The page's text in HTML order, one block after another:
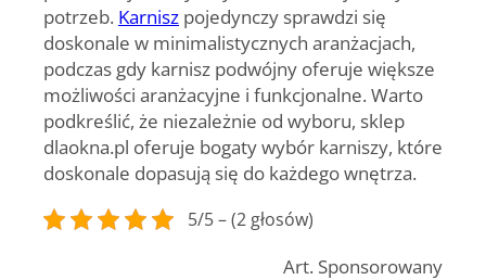
potrzeb. Karnisz pojedynczy sprawdzi się
doskonale w minimalistycznych aranżacjach,
podczas gdy karnisz podwójny oferuje większe
możliwości aranżacyjne i funkcjonalne. Warto
podkreślić, że niezależnie od wyboru, sklep
dlaokna.pl oferuje bogaty wybór karniszy, które
doskonale dopasują się do każdego wnętrza.
5/5 – (2 głosów)
Art. Sponsorowany